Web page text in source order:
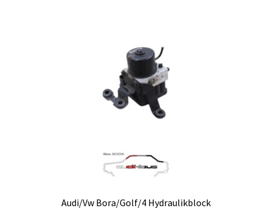
Audi/Vw Bora/Golf/4 Hydraulikblock